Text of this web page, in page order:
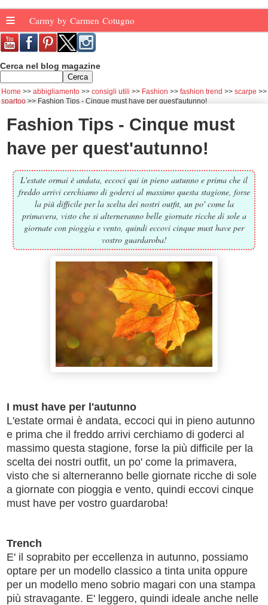
≡ Carmy by Carmen Cotugno
Cerca nel blog magazine
Home abbigliamento consigli utili Fashion fashion trend
scarpe
spartoo
Fashion Tips - Cinque must have per quest'autunno!
Fashion Tips - Cinque must
have per quest'autunno!
L'estate ormai è andata, eccoci qui in pieno autunno e prima che il
freddo arrivi cerchiamo di goderci al massimo questa stagione, forse
la più difficile per la scelta dei nostri outfit, un po' come la
primavera, visto che si alterneranno belle giornate ricche di sole a
giornate con pioggia e vento, quindi eccovi cinque must have per
vostro guardaroba!
I must have per l'autunno
L'estate ormai è andata, eccoci qui in pieno autunno
e prima che il freddo arrivi cerchiamo di goderci al
massimo questa stagione, forse la più difficile per la
scelta dei nostri outfit, un po' come la primavera,
visto che si alterneranno belle giornate ricche di sole
a giornate con pioggia e vento, quindi eccovi cinque
must have per vostro guardaroba!
Trench
E' il soprabito per eccellenza in autunno, possiamo
optare per un modello classico a tinta unita oppure
per un modello meno sobrio magari con una stampa
più stravagante. E' leggero, quindi ideale anche nelle